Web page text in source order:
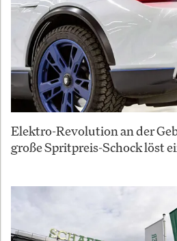
Elektro-Revolution an der
große Spritpreis-Schock löst